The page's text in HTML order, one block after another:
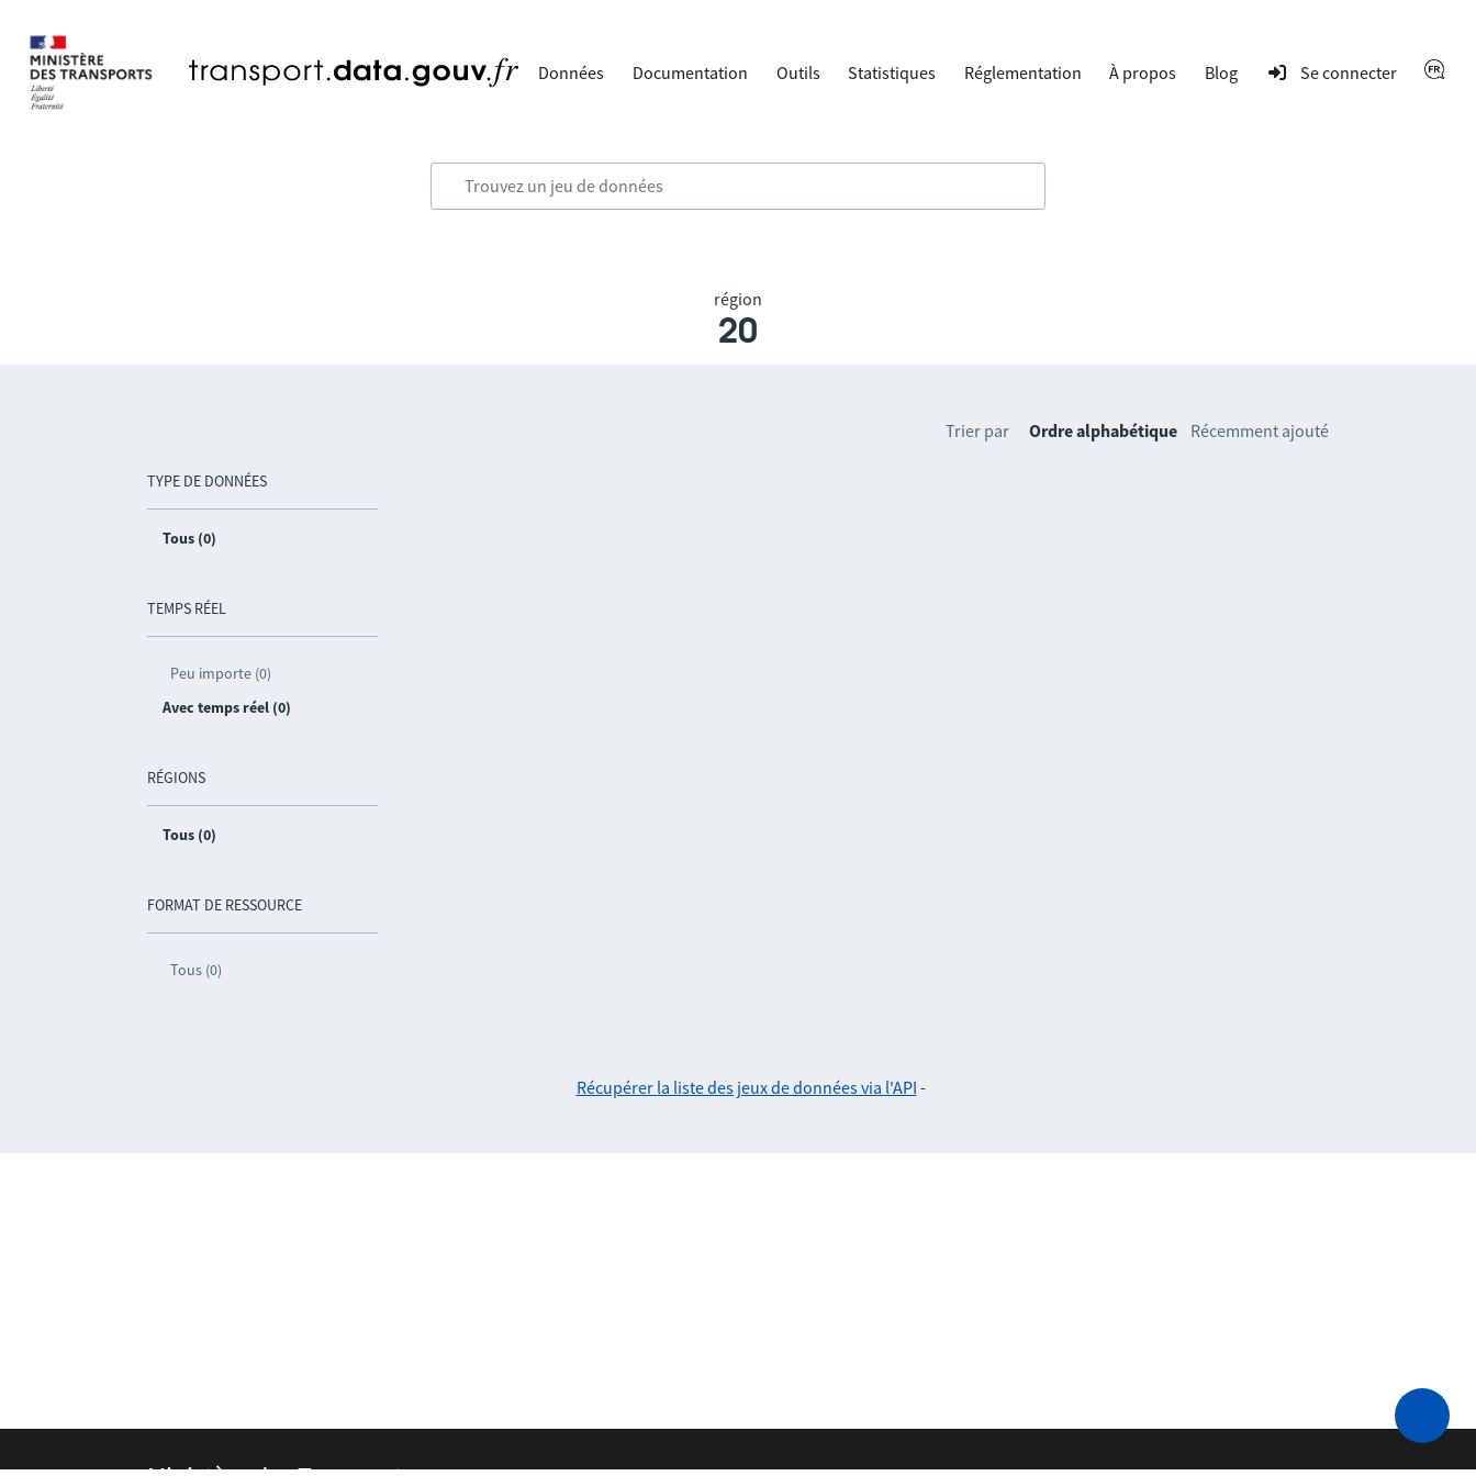
Données Documentation Outils Statistiques Réglementation À propos Blog Se connecter
région
20
TYPE DE DONNÉES
Tous (0)
TEMPS RÉEL
Peu importe (0)
Avec temps réel (0)
RÉGIONS
Tous (0)
FORMAT DE RESSOURCE
Tous (0)
Trier par Ordre alphabétique Récemment ajouté
Récupérer la liste des jeux de données via l'API -